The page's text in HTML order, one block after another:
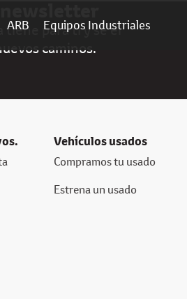
ARB Equipos Industriales
para ti y sé el
caminos.
Vehículos usados
Compramos tu usado
Estrena un usado